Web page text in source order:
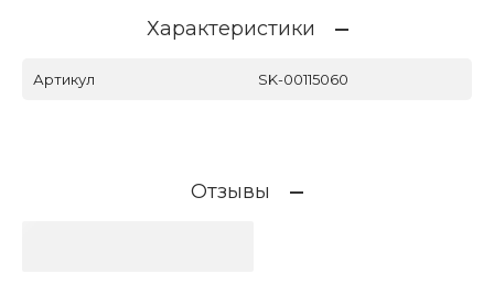
Характеристики
Артикул SK-00115060
Отзывы